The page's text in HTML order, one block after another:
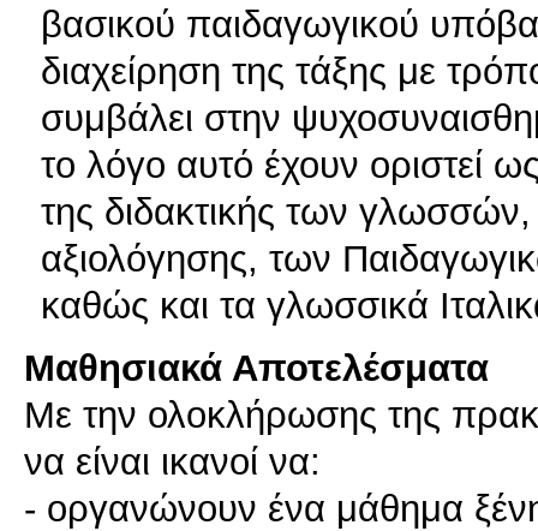
βασικού παιδαγωγικού
διαχείρηση της τάξης με
συμβάλει στην
το λόγο αυτό έχουν οριστεί
της διδακτικής των
αξιολόγησης, των
καθώς και τα γλωσσικά
Μαθησιακά Αποτελέσματα
Με την ολοκλήρωσης της
να είναι ικανοί να:
- οργανώνουν ένα μάθημα